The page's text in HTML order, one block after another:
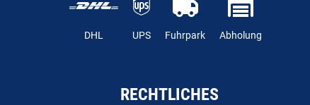
DHL UPS Fuhrpark Abholung
RECHTLICHES